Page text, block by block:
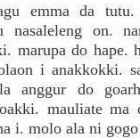
emma da tutu.
nasaleleng on.
marupa do hape.
i anakkokki.
anggur do
mauliate
i. molo ala ni